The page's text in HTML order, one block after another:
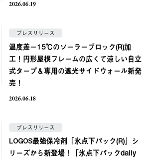
2026.06.19
プレスリリース
温度差−15℃のソーラーブロック(R)加
工！円形屋根フレームの広くて涼しい自立
式タープ＆専用の遮光サイドウォール新発
売！
2026.06.18
プレスリリース
LOGOS最強保冷剤「氷点下パック(R)」シ
リーズから新登場！「氷点下パックdaily